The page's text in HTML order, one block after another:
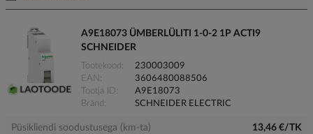
A9E18073 ÜMBERLÜLITI 1-0-2 1P ACTI9
SCHNEIDER
Tootekood
230003009
EAN
3606480088506
Tootja ID
A9E18073
Bränd
SCHNEIDER ELECTRIC
Püsikliendi soodustusega (km-ta) 13,46 €/TK